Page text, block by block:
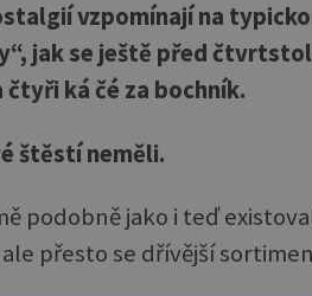
vzpomínají na
jak se ještě před
čtyři ká čé za bochník.
štěstí neměli.
podobně jako i teď
přesto se dřívější